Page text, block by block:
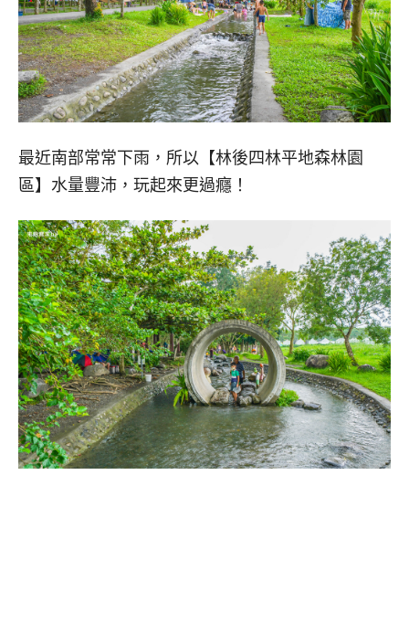
最近南部常常下雨，所以【林後四林平地森林園
區】水量豐沛，玩起來更過癮！